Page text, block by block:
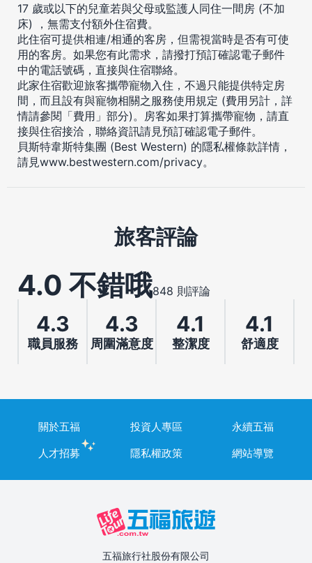
17 歲或以下的兒童若與父母或監護人同住一間房 (不加
床) ，無需支付額外住宿費。
此住宿可提供相連/相通的客房，但需視當時是否有可使
用的客房。如果您有此需求，請撥打預訂確認電子郵件
中的電話號碼，直接與住宿聯絡。
此家住宿歡迎旅客攜帶寵物入住，不過只能提供特定房
間，而且設有與寵物相關之服務使用規定 (費用另計，詳
情請參閱「費用」部分)。房客如果打算攜帶寵物，請直
接與住宿接洽，聯絡資訊請見預訂確認電子郵件。
貝斯特韋斯特集團 (Best Western) 的隱私權條款詳情，
請見www.bestwestern.com/privacy。
旅客評論
4.0 不錯哦848 則評論
4.3
職員服務
4.3
周圍滿意度
4.1
整潔度
4.1
舒適度
關於五福 投資人專區
永續五福
人才招募
隱私權政策 網站導覽
五福旅行社股份有限公司